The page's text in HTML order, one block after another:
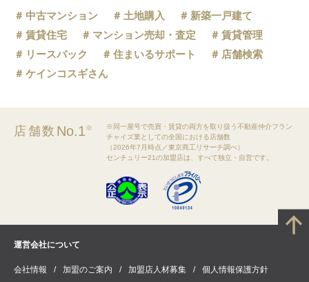
中古マンション
土地購入
新築一戸建て
賃貸住宅
マンション売却・査定
賃貸管理
リースバック
住まいるサポート
店舗検索
ケインコスギさん
店舗数 No.1※
※同一屋号で売買・賃貸の両方を取り扱う不動産仲介フラン
チャイズ業としての全国における店舗数
（2026年7月時点／東京商工リサーチ調べ）
センチュリー21の加盟店は、すべて独立・自営です。
運営会社について
会社情報 加盟のご案内 加盟店人材募集
個人情報保護方針